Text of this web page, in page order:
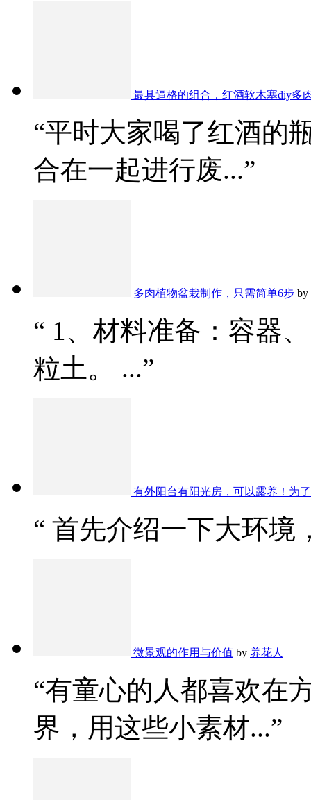
最具逼格的组合，红酒软木塞diy多
“平时大家喝了红酒的
合在一起进行废...”
多肉植物盆栽制作，只需简单6步 by
“ 1、材料准备：容器
粒土。 ...”
有外阳台有阳光房，可以露养！为
“ 首先介绍一下大环境
微景观的作用与价值 by 养花人
“有童心的人都喜欢在
界，用这些小素材...”